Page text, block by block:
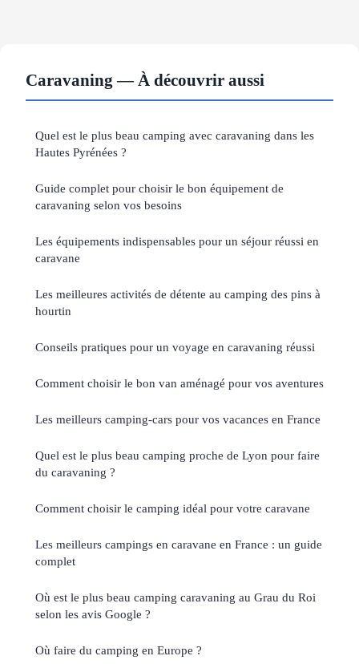
Caravaning — À découvrir aussi
Quel est le plus beau camping avec caravaning dans les
Hautes Pyrénées ?
Guide complet pour choisir le bon équipement de
caravaning selon vos besoins
Les équipements indispensables pour un séjour réussi en
caravane
Les meilleures activités de détente au camping des pins à
hourtin
Conseils pratiques pour un voyage en caravaning réussi
Comment choisir le bon van aménagé pour vos aventures
Les meilleurs camping-cars pour vos vacances en France
Quel est le plus beau camping proche de Lyon pour faire
du caravaning ?
Comment choisir le camping idéal pour votre caravane
Les meilleurs campings en caravane en France : un guide
complet
Où est le plus beau camping caravaning au Grau du Roi
selon les avis Google ?
Où faire du camping en Europe ?